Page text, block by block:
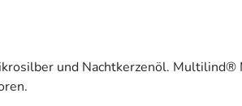
und Nachtkerzenöl. Multilind®